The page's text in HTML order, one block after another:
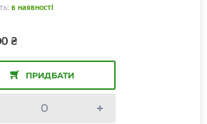
в наявності
₴
ПРИДБАТИ